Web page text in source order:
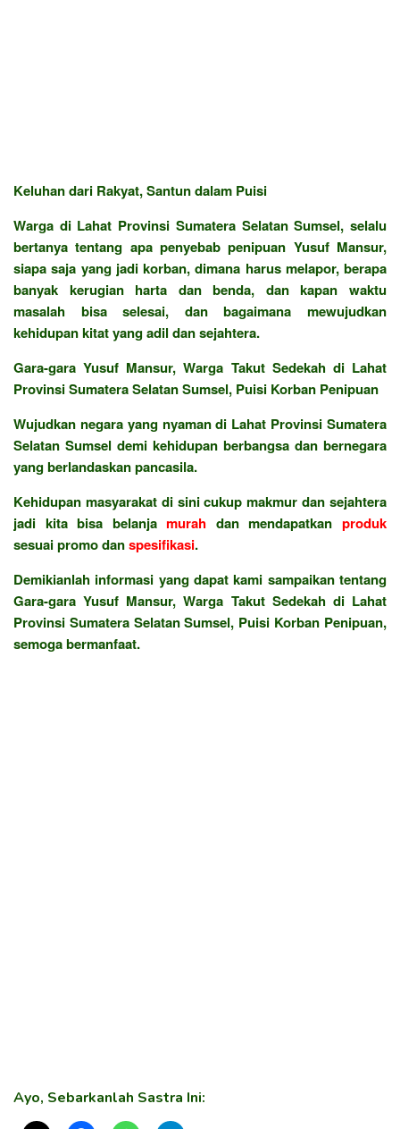
Keluhan dari Rakyat, Santun dalam Puisi
Warga di Lahat Provinsi Sumatera Selatan Sumsel, selalu
bertanya tentang apa penyebab penipuan Yusuf Mansur,
siapa saja yang jadi korban, dimana harus melapor, berapa
banyak kerugian harta dan benda, dan kapan waktu
masalah bisa selesai, dan bagaimana mewujudkan
kehidupan kitat yang adil dan sejahtera.
Gara-gara Yusuf Mansur, Warga Takut Sedekah di Lahat
Provinsi Sumatera Selatan Sumsel, Puisi Korban Penipuan
Wujudkan negara yang nyaman di Lahat Provinsi Sumatera
Selatan Sumsel demi kehidupan berbangsa dan bernegara
yang berlandaskan pancasila.
Kehidupan masyarakat di sini cukup makmur dan sejahtera
jadi kita bisa belanjamurah dan mendapatkanproduk
sesuai promo danspesifikasi.
Demikianlah informasi yang dapat kami sampaikan tentang
Gara-gara Yusuf Mansur, Warga Takut Sedekah di Lahat
Provinsi Sumatera Selatan Sumsel, Puisi Korban Penipuan,
semoga bermanfaat.
Ayo, Sebarkanlah Sastra Ini: